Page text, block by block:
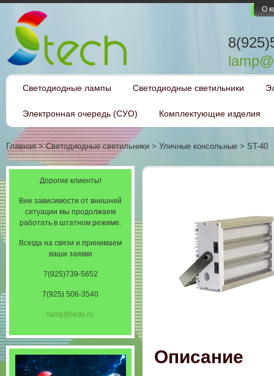
О
Светодиодные лампы Светодиодные светильники
Электронная очередь (СУО) Комплектующие изделия
Главная>Светодиодные светильники > Уличные консольные > ST-40
Описание
Дорогие клиенты!
Вне зависимости от внешней
ситуации мы продолжаем
работать в штатном режиме.
Всегда на связи и принимаем
ваши заявки
7(925)739-5652
7(925) 506-3540
lamp@leds.ru